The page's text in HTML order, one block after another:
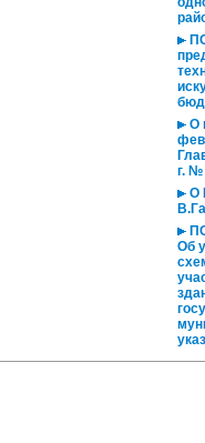
О
г. №
О
Об